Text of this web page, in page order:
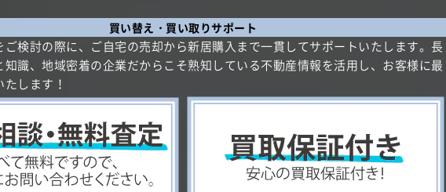
買い替え・買い取りサポート
ご検討の際に、ご自宅の売却から新居購入まで一貫してサポートいたします。長
知識、地域密着の企業だからこそ熟知している不動産情報を活用し、お客様に最
します！